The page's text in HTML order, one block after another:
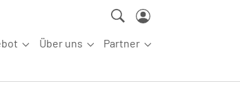
for "Aus-/Fortbildung"
Submenu for "Angebot"
Über uns
Submenu for "Über uns"
Partner
Submenu for